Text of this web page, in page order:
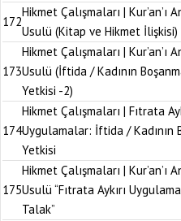
172
Hikmet Çalışmaları | Kur’an’ı
Usulü (Kitap ve Hikmet İlişkisi)
173
Hikmet Çalışmaları | Kur’an’ı
Usulü (İftida / Kadının
Yetkisi -2)
174
Hikmet Çalışmaları | Fıtrata
Uygulamalar: İftida / Kadının
Yetkisi
175
Hikmet Çalışmaları | Kur’an’ı
Usulü “Fıtrata Aykırı
Talak”